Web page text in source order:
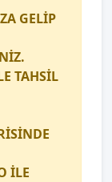
GELİP
TAHSİL
İLE